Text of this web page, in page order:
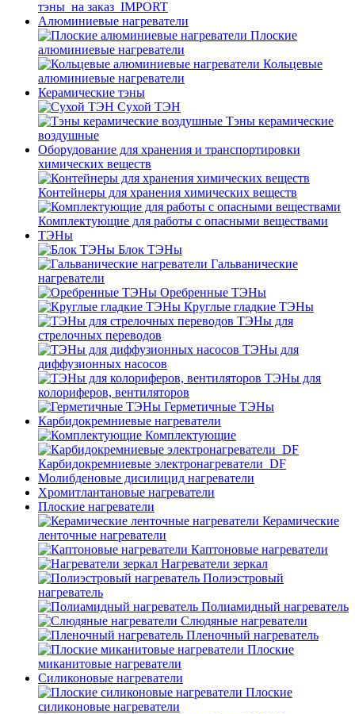
тэны_на заказ_IMPORT
Алюминиевые нагреватели
Плоские
алюминиевые нагреватели
Кольцевые
алюминиевые нагреватели
Керамические тэны
Сухой ТЭН
Тэны керамические
воздушные
Оборудование для хранения и транспортировки
химических веществ
Контейнеры для хранения химических веществ
Комплектующие для работы с опасными веществами
ТЭНы
Блок ТЭНы
Гальванические
нагреватели
Оребренные ТЭНы
Круглые гладкие ТЭНы
ТЭНы для
стрелочных переводов
ТЭНы для
диффузионных насосов
ТЭНы для
колориферов, вентиляторов
Герметичные ТЭНы
Карбидокремниевые нагреватели
Комплектующие
Карбидокремниевые электронагреватели_DF
Молибденовые дисилицид нагреватели
Хромитлантановые нагреватели
Плоские нагреватели
Керамические
ленточные нагреватели
Каптоновые нагреватели
Нагреватели зеркал
Полиэстровый
нагреватель
Полиамидный нагреватель
Слюдяные нагреватели
Пленочный нагреватель
Плоские
миканитовые нагреватели
Силиконовые нагреватели
Плоские
силиконовые нагреватели